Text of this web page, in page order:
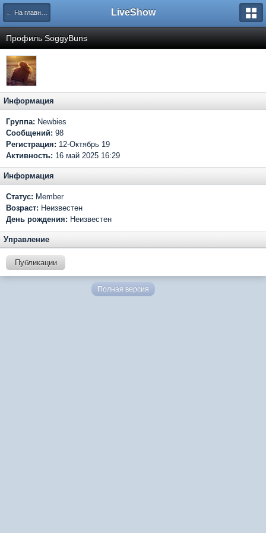
← На главную LiveShow
Профиль SoggyBuns
Информация
Группа: Newbies
Сообщений: 98
Регистрация: 12-Октябрь 19
Активность: 16 май 2025 16:29
Информация
Статус: Member
Возраст: Неизвестен
День рождения: Неизвестен
Управление
Публикации
Полная версия